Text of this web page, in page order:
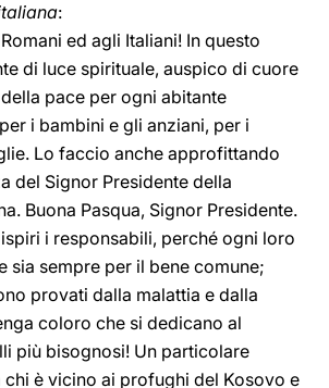
:
ed agli Italiani! In questo
di luce spirituale, auspico di cuore
pace per ogni abitante
i bambini e gli anziani, per i
Lo faccio anche approfittando
del Signor Presidente della
Buona Pasqua, Signor Presidente.
i responsabili, perché ogni loro
sia sempre per il bene comune;
provati dalla malattia e dalla
coloro che si dedicano al
più bisognosi! Un particolare
è vicino ai profughi del Kosovo e